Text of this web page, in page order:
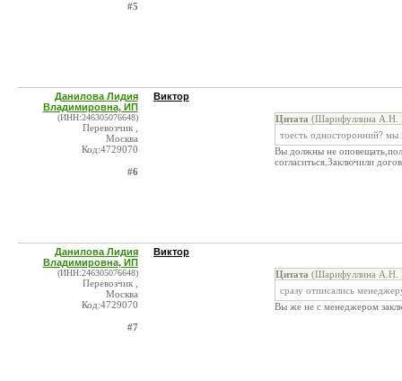
#5
Данилова Лидия
Владимировна, ИП
(ИНН:246305076648)
Перевозчик ,
Москва
Код:4729070
#6
Виктор
Цитата (Шарифуллина А.Н.
тоесть односторонний? мы
Вы должны не
согласиться.Заключили
Данилова Лидия
Владимировна, ИП
(ИНН:246305076648)
Перевозчик ,
Москва
Код:4729070
#7
Виктор
Цитата (Шарифуллина А.Н.
сразу отписались
Вы же не с менеджером